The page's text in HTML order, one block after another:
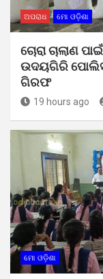
ଅପରାଧ ମୋ ଓଡ଼ିଶା
ଚୋରା ଚାଲାଣ
ଉଦୟଗିରି ପୋଲିସ
ଗିରଫ
19 hours ago
ମୋ ଓଡ଼ିଶା